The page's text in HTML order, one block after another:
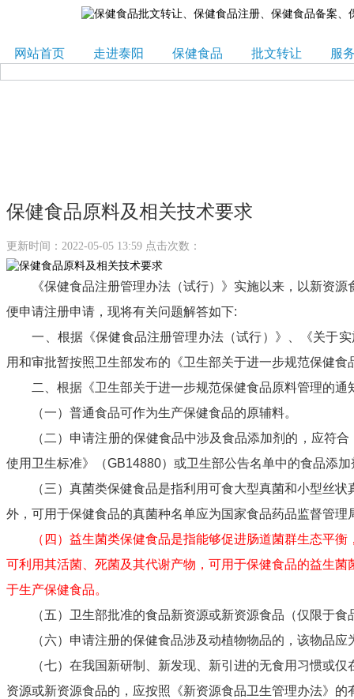
网站首页 走进泰阳 保健食品 批文转让 服
保健食品原料及相关技术要求
更新时间：2022-05-05 13:59 点击次数：
《保健食品注册管理办法（试行）》实施以来，以新资源
便申请注册申请，现将有关问题解答如下:
一、根据《保健食品注册管理办法（试行）》、《关于实
用和审批暂按照卫生部发布的《卫生部关于进一步规范保健
二、根据《卫生部关于进一步规范保健食品原料管理的通
（一）普通食品可作为生产保健食品的原辅料。
（二）申请注册的保健食品中涉及食品添加剂的，应符合
使用卫生标准》（GB14880）或卫生部公告名单中的食品添
（三）真菌类保健食品是指利用可食大型真菌和小型丝状
外，可用于保健食品的真菌种名单应为国家食品药品监督管
（四）益生菌类保健食品是指能够促进肠道菌群生态平
可利用其活菌、死菌及其代谢产物，可用于保健食品的益生
于生产保健食品。
（五）卫生部批准的食品新资源或新资源食品（仅限于食
（六）申请注册的保健食品涉及动植物物品的，该物品应
（七）在我国新研制、新发现、新引进的无食用习惯或仅
资源或新资源食品的，应按照《新资源食品卫生管理办法》